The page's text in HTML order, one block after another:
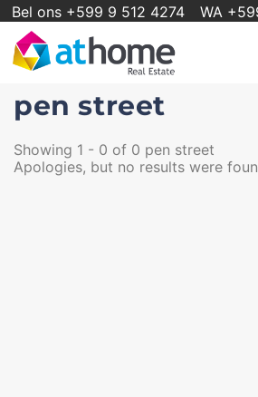
Bel ons +599 9 512 4274 WA
pen street
Showing 1 - 0 of 0 pen street
Apologies, but no results were